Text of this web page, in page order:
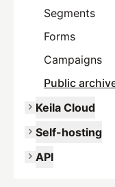
Segments
Forms
Campaigns
Public
Keila Cloud
Self-hosting
API